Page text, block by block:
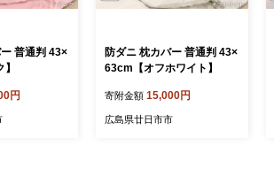
普通判 43×
円
防ダニ 枕カバー 普通判 43×
63cm【オフホワイト】
寄附金額 15,000円
広島県廿日市市